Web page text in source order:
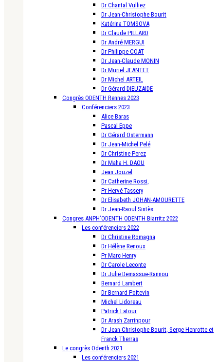
Dr Chantal Vulliez
Dr Jean-Christophe Bourit
Katérina TOMSOVA
Dr Claude PILLARD
Dr André MERGUI
Dr Philippe COAT
Dr Jean-Claude MONIN
Dr Muriel JEANTET
Dr Michel ARTEIL
Dr Gérard DIEUZAIDE
Congrès ODENTH Rennes 2023
Conférenciers 2023
Alice Baras
Pascal Eppe
Dr Gérard Ostermann
Dr Jean-Michel Pelé
Dr Christine Perez
Dr Maha H. DAOU
Jean Jouzel
Dr Catherine Rossi,
Pr Hervé Tassery
Dr Elisabeth JOHAN-AMOURETTE
Dr Jean-Raoul Sintès
Congres ANPH’ODENTH ODENTH Biarritz 2022
Les conférenciers 2022
Dr Christine Romagna
Dr Hélène Renoux
Pr Marc Henry
Dr Carole Leconte
Dr Julie Demassue-Rannou
Bernard Lambert
Dr Bernard Poitevin
Michel Lidoreau
Patrick Latour
Dr Arash Zarrinpour
Dr Jean-Christophe Bourit, Serge Henrotte et
Franck Therras
Le congrès Odenth 2021
Les conférenciers 2021